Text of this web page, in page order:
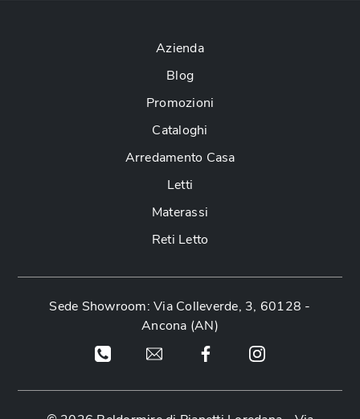
Azienda
Blog
Promozioni
Cataloghi
Arredamento Casa
Letti
Materassi
Reti Letto
Sede Showroom: Via Colleverde, 3, 60128 -
Ancona (AN)